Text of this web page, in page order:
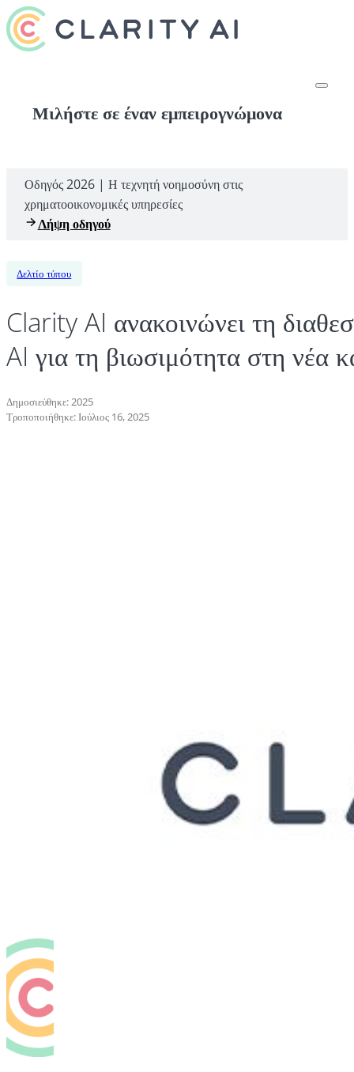
Μιλήστε σε έναν εμπειρογνώμονα
Οδηγός 2026 | Η τεχνητή νοημοσύνη στις
χρηματοοικονομικές υπηρεσίες
Λήψη οδηγού
Δελτίο τύπου
Clarity AI ανακοινώνει τη
AI για τη βιωσιμότητα στη
Δημοσιεύθηκε: 2025
Τροποποιήθηκε: Ιούλιος 16, 2025